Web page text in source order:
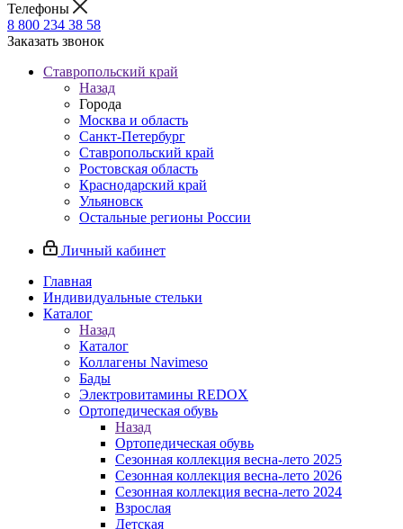
Телефоны
8 800 234 38 58
Заказать звонок
Ставропольский край
Назад
Города
Москва и область
Санкт-Петербург
Ставропольский край
Ростовская область
Краснодарский край
Ульяновск
Остальные регионы России
Личный кабинет
Главная
Индивидуальные стельки
Каталог
Назад
Каталог
Коллагены Navimeso
Бады
Электровитамины REDOX
Ортопедическая обувь
Назад
Ортопедическая обувь
Сезонная коллекция весна-лето 2025
Сезонная коллекция весна-лето 2026
Сезонная коллекция весна-лето 2024
Взрослая
Детская